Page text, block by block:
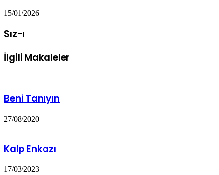
15/01/2026
Sız-ı
İlgili Makaleler
Beni Tanıyın
27/08/2020
Kalp Enkazı
17/03/2023